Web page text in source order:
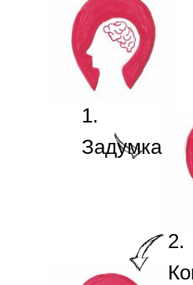
1.
Задумка
2.